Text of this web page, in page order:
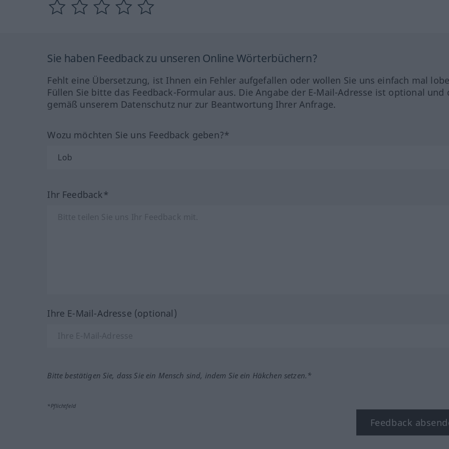
Sie haben Feedback zu unseren Online Wörterbüchern?
Fehlt eine Übersetzung, ist Ihnen ein Fehler aufgefallen oder wollen Sie uns einfach mal
Füllen Sie bitte das Feedback-Formular aus. Die Angabe der E-Mail-Adresse ist optional und
gemäß unserem Datenschutz nur zur Beantwortung Ihrer Anfrage.
Wozu möchten Sie uns Feedback geben?*
Ihr Feedback*
Ihre E-Mail-Adresse (optional)
Bitte bestätigen Sie, dass Sie ein Mensch sind, indem Sie ein Häkchen setzen.*
*Pflichtfeld
Feedback